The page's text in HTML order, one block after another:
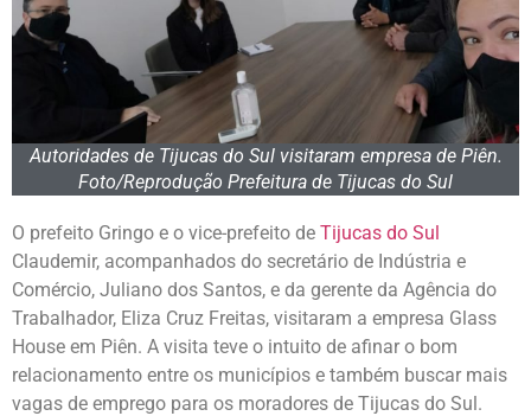
Autoridades de Tijucas do Sul visitaram empresa de Piên.
Foto/Reprodução Prefeitura de Tijucas do Sul
O prefeito Gringo e o vice-prefeito de Tijucas do Sul
Claudemir, acompanhados do secretário de Indústria e
Comércio, Juliano dos Santos, e da gerente da Agência do
Trabalhador, Eliza Cruz Freitas, visitaram a empresa Glass
House em Piên. A visita teve o intuito de afinar o bom
relacionamento entre os municípios e também buscar mais
vagas de emprego para os moradores de Tijucas do Sul.